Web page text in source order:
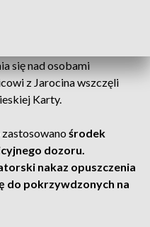
się nad osobami
z Jarocina wszczęli
Karty.
środek
dozoru.
nakaz opuszczenia
do pokrzywdzonych na